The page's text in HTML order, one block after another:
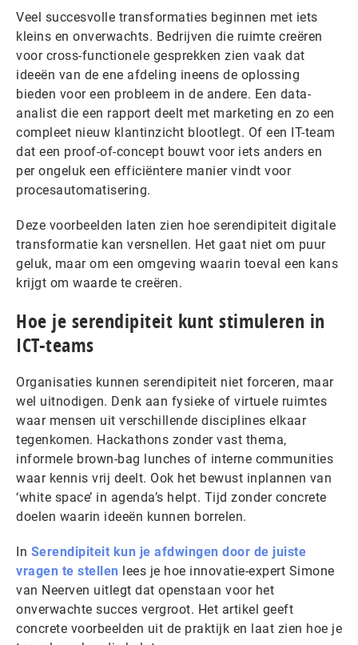
Veel succesvolle transformaties beginnen met iets
kleins en onverwachts. Bedrijven die ruimte creëren
voor cross-functionele gesprekken zien vaak dat
ideeën van de ene afdeling ineens de oplossing
bieden voor een probleem in de andere. Een data-
analist die een rapport deelt met marketing en zo een
compleet nieuw klantinzicht blootlegt. Of een IT-team
dat een proof-of-concept bouwt voor iets anders en
per ongeluk een efficiëntere manier vindt voor
procesautomatisering.
Deze voorbeelden laten zien hoe serendipiteit digitale
transformatie kan versnellen. Het gaat niet om puur
geluk, maar om een omgeving waarin toeval een kans
krijgt om waarde te creëren.
Hoe je serendipiteit kunt stimuleren in
ICT-teams
Organisaties kunnen serendipiteit niet forceren, maar
wel uitnodigen. Denk aan fysieke of virtuele ruimtes
waar mensen uit verschillende disciplines elkaar
tegenkomen. Hackathons zonder vast thema,
informele brown-bag lunches of interne communities
waar kennis vrij deelt. Ook het bewust inplannen van
‘white space’ in agenda’s helpt. Tijd zonder concrete
doelen waarin ideeën kunnen borrelen.
In Serendipiteit kun je afdwingen door de juiste
vragen te stellen lees je hoe innovatie-expert Simone
van Neerven uitlegt dat openstaan voor het
onverwachte succes vergroot. Het artikel geeft
concrete voorbeelden uit de praktijk en laat zien hoe je